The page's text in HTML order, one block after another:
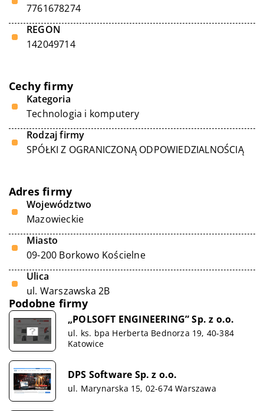
7761678274
REGON
142049714
Cechy firmy
Kategoria
Technologia i komputery
Rodzaj firmy
SPÓŁKI Z OGRANICZONĄ ODPOWIEDZIALNOŚCIĄ
Adres firmy
Województwo
Mazowieckie
Miasto
09-200 Borkowo Kościelne
Ulica
ul. Warszawska 2B
Podobne firmy
„POLSOFT ENGINEERING” Sp. z o.o.
ul. ks. bpa Herberta Bednorza 19, 40-384
Katowice
DPS Software Sp. z o.o.
ul. Marynarska 15, 02-674 Warszawa